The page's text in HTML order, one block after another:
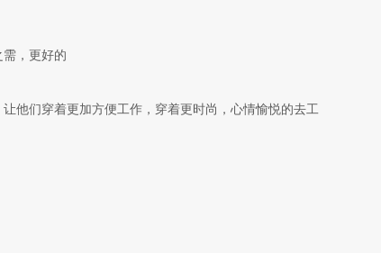
，更好的
他们穿着更加方便工作，穿着更时尚，心情愉悦的去工